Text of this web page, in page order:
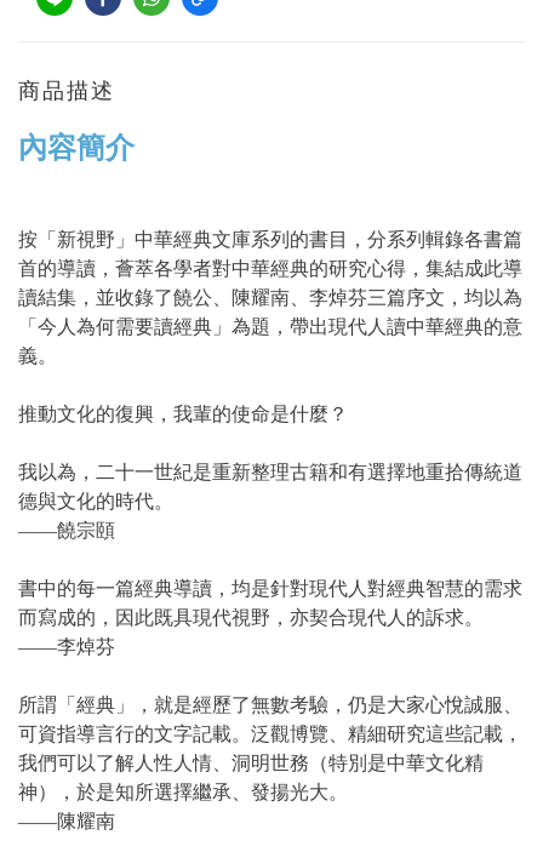
商品描述
內容簡介
按「新視野」中華經典文庫系列的書目，分系列輯錄各書篇
首的導讀，薈萃各學者對中華經典的研究心得，集結成此導
讀結集，並收錄了饒公、陳耀南、李焯芬三篇序文，均以為
「今人為何需要讀經典」為題，帶出現代人讀中華經典的意
義。
推動文化的復興，我輩的使命是什麼？
我以為，二十一世紀是重新整理古籍和有選擇地重拾傳統道
德與文化的時代。
——饒宗頤
書中的每一篇經典導讀，均是針對現代人對經典智慧的需求
而寫成的，因此既具現代視野，亦契合現代人的訴求。
——李焯芬
所謂「經典」，就是經歷了無數考驗，仍是大家心悅誠服、
可資指導言行的文字記載。泛觀博覽、精細研究這些記載，
我們可以了解人性人情、洞明世務（特別是中華文化精
神），於是知所選擇繼承、發揚光大。
——陳耀南